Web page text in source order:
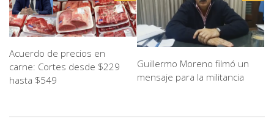
Acuerdo de precios en
carne: Cortes desde $229
hasta $549
Guillermo Moreno filmó un
mensaje para la militancia